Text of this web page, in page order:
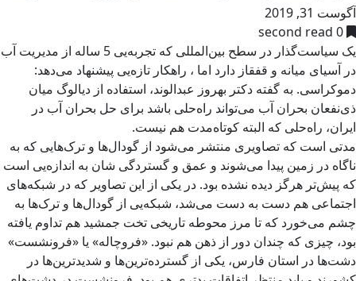
آگوست 31, 2019
0 second read
یک سیاست‌گذار در سطح بین‌المللی که تجربه‌یی 5 ساله از مدیریت آب
در آسیای میانه و قفقاز دارد اما ، راهکار تازه‌یی پیشنهاد می‌دهد:
دموکراسی. به گفته دکتر بهروز عبدالوند، استفاده از دیالوگ میان
ذی‌نفعان بحران آب می‌تواند راه‌حلی باشد برای حل بحران آب در
ایران، راه‌حلی که البته کوتاه‌مدت هم نیست.
مدتی است که تصاویری منتشر می‌شود از گودال‌ها و ترک‌هایی که به
ناگاه در زمین پیدا می‌شوند و عمق و گستردگی شان به اندازه‌یی است
که پیش‌تر هرگز دیده نشده بود. در یکی از این تصاویر که در شبکه‌های
اجتماعی هم دست به دست می‌شد، شبکه‌یی از گودال‌ها و ترک‌ها به
چشم می‌خورد که تا مرز محوطه تاریخی تخت جمشید هم تداوم یافته
بود، چیزی که چندان دور از ذهن هم نبود. «فروچاله» یا «فرونشست»
دشت‌ها در استان فارس، یکی از گسترده‌ترین‌ها و شدیدترین‌ها در